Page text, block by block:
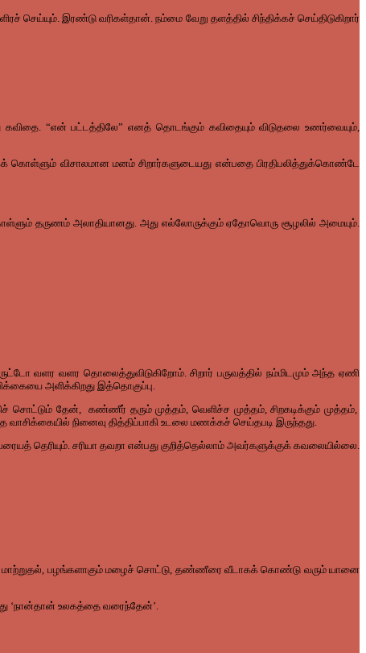
செய்யும். இரண்டு வரிகள்தான். நம்மை வேறு தளத்தில் சிந்திக்கச் செய்திடுகிறார்
கவிதை. “என் பட்டத்திலே” எனத் தொடங்கும் கவிதையும் விடுதலை உணர்வையும்,
விசாலமான மனம் சிறார்களுடையது என்பதை பிரதிபலித்துக்கொண்டே
தருணம் அலாதியானது. அது எல்லோருக்கும் ஏதோவொரு சூழலில் அமையும்.
வளர வளர தொலைத்துவிடுகிறோம். சிறார் பருவத்தில் நம்மிடமும் அந்த ஏணி
அளிக்கிறது இத்தொகுப்பு.
சொட்டும் தேன், கண்ணீர் தரும் முத்தம், வெளிச்ச முத்தம், சிறகடிக்கும் முத்தம்,
நினைவு தித்திப்பாகி உடலை மணக்கச் செய்தபடி இருந்தது.
தெரியும். சரியா தவறா என்பது குறித்தெல்லாம் அவர்களுக்குக் கவலையில்லை.
மாற்றுதல், பழங்களாகும் மழைச் சொட்டு, தண்ணீரை வீடாகக் கொண்டு வரும் யானை
‘நான்தான் உலகத்தை வரைந்தேன்’.